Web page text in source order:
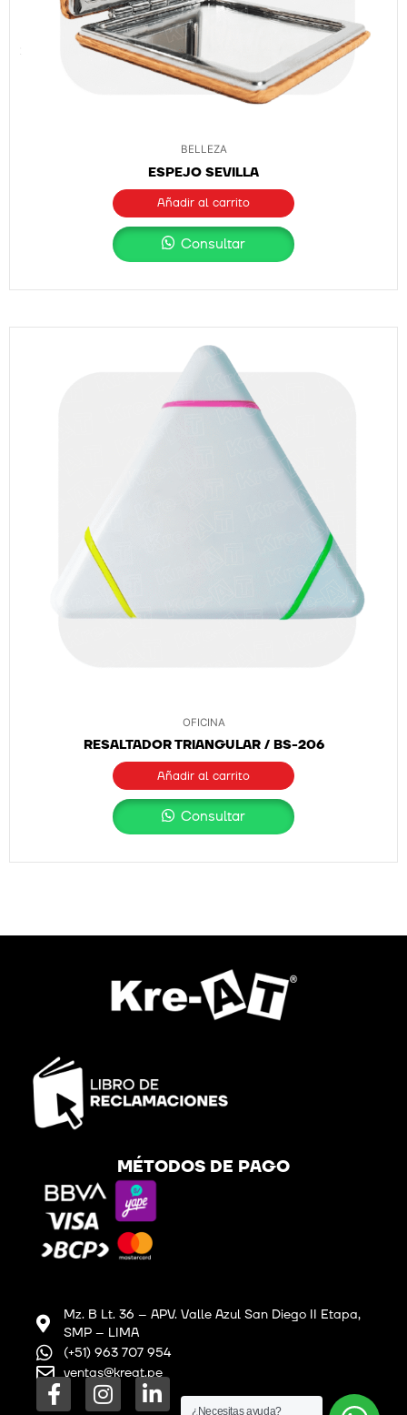
BELLEZA
ESPEJO SEVILLA
Añadir al carrito
Consultar
OFICINA
RESALTADOR TRIANGULAR / BS-206
Añadir al carrito
Consultar
MÉTODOS DE PAGO
Mz. B Lt. 36 – APV. Valle Azul San Diego II Etapa,
SMP – LIMA
(+51) 963 707 954
ventas@kreat.pe
F I L
¿Necesitas ayuda?